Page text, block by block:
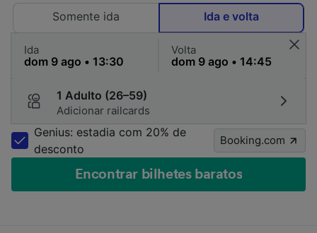
Somente ida
Ida e volta
Ida Volta
1 Adulto (26–59)
Adicionar railcards
Genius: estadia com 20% de
desconto
Booking.com
Encontrar bilhetes baratos